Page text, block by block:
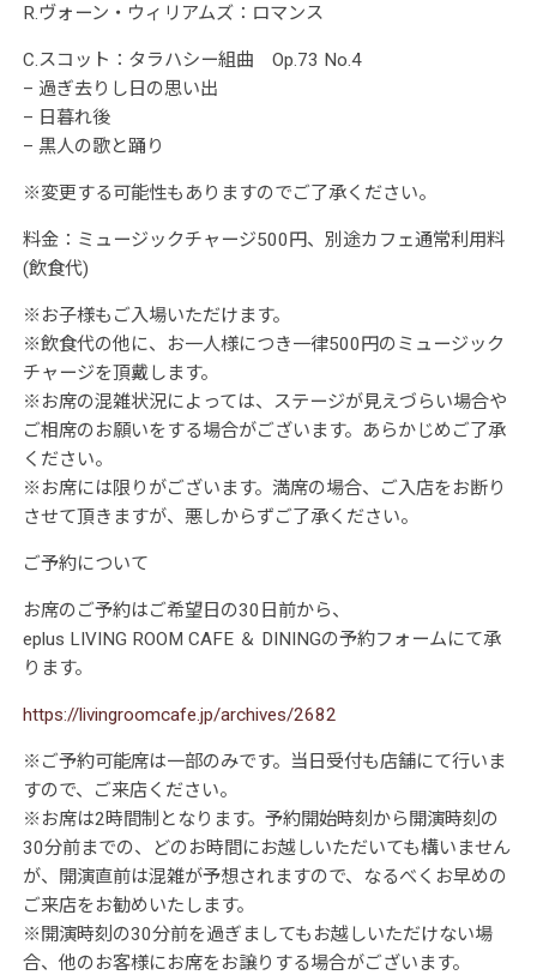
R.ヴォーン・ウィリアムズ：ロマンス
C.スコット：タラハシー組曲 Op.73 No.4
– 過ぎ去りし日の思い出
– 日暮れ後
– 黒人の歌と踊り
※変更する可能性もありますのでご了承ください。
料金：ミュージックチャージ500円、別途カフェ通常利用料
(飲食代)
※お子様もご入場いただけます。
※飲食代の他に、お一人様につき一律500円のミュージック
チャージを頂戴します。
※お席の混雑状況によっては、ステージが見えづらい場合や
ご相席のお願いをする場合がございます。あらかじめご了承
ください。
※お席には限りがございます。満席の場合、ご入店をお断り
させて頂きますが、悪しからずご了承ください。
ご予約について
お席のご予約はご希望日の30日前から、
eplus LIVING ROOM CAFE ＆ DININGの予約フォームにて承
ります。
https://livingroomcafe.jp/archives/2682
※ご予約可能席は一部のみです。当日受付も店舗にて行いま
すので、ご来店ください。
※お席は2時間制となります。予約開始時刻から開演時刻の
30分前までの、どのお時間にお越しいただいても構いません
が、開演直前は混雑が予想されますので、なるべくお早めの
ご来店をお勧めいたします。
※開演時刻の30分前を過ぎましてもお越しいただけない場
合、他のお客様にお席をお譲りする場合がございます。